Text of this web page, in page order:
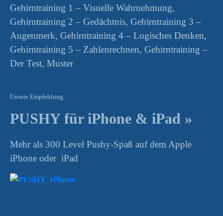
Gehirntraining 1 – Visuelle Wahrnehmung,
Gehirntraining 2 – Gedächtnis, Gehirntraining 3 –
Augenmerk, Gehirntraining 4 – Logisches Denken,
Gehirntraining 5 – Zahlenrechnen, Gehirntraining –
Der Test, Muster
Unsere Empfehlung:
PUSHY für iPhone & iPad »
Mehr als 300 Level Pushy-Spaß auf dem Apple
iPhone oder iPad